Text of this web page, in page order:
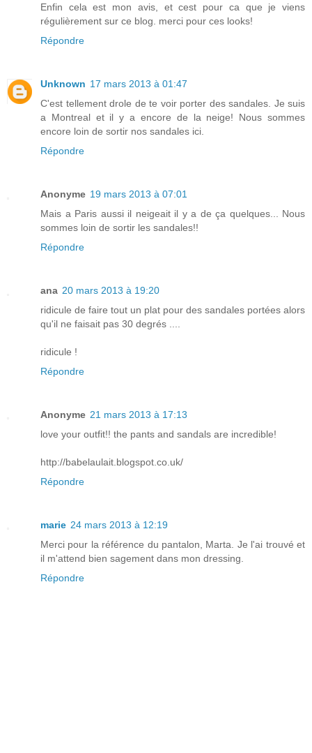
Enfin cela est mon avis, et cest pour ca que je viens
régulièrement sur ce blog. merci pour ces looks!
Répondre
Unknown 17 mars 2013 à 01:47
C'est tellement drole de te voir porter des sandales. Je suis
a Montreal et il y a encore de la neige! Nous sommes
encore loin de sortir nos sandales ici.
Répondre
Anonyme 19 mars 2013 à 07:01
Mais a Paris aussi il neigeait il y a de ça quelques... Nous
sommes loin de sortir les sandales!!
Répondre
ana 20 mars 2013 à 19:20
ridicule de faire tout un plat pour des sandales portées alors
qu'il ne faisait pas 30 degrés ....
ridicule !
Répondre
Anonyme 21 mars 2013 à 17:13
love your outfit!! the pants and sandals are incredible!
http://babelaulait.blogspot.co.uk/
Répondre
marie 24 mars 2013 à 12:19
Merci pour la référence du pantalon, Marta. Je l'ai trouvé et
il m'attend bien sagement dans mon dressing.
Répondre